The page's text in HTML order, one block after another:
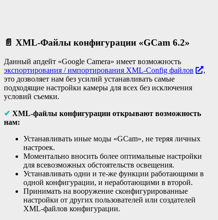
📄 XML-Файлы конфигурации «GCam 6.2»
Данный апдейт «Google Camera» имеет возможность
экспортирования / импортирования XML-Config файлов
,
это дозволяет нам без усилий устанавливать самые
подходящие настройки камеры для всех без исключения
условий съемки.
✔ XML-файлы конфигурации открывают возможность
нам:
Устанавливать иные моды «GCam», не теряя личных
настроек.
Моментально вносить более оптимальные настройки
для всевозможных обстоятельств освещения.
Устанавливать одни и те-же функции работающими в
одной конфигурации, и неработающими в второй.
Принимать на вооружение сконфигурированные
настройки от других пользователей или создателей
XML-файлов конфигурации.